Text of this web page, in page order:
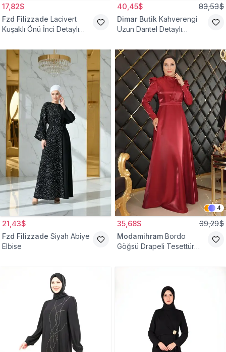
17,82$
Fzd Filizzade Lacivert
Kuşaklı Önü İnci Detaylı
40,45$ 83,53$
Dimar Butik Kahverengi
Uzun Dantel Detaylı
21,43$
Fzd Filizzade Siyah Abiye
Elbise
4
35,68$ 39,29$
Modamihram Bordo
Göğsü Drapeli Tesettür